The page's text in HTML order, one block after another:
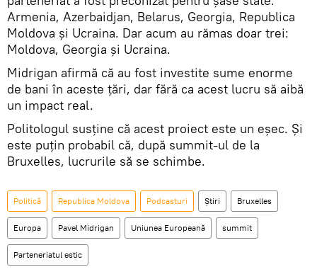
Armenia, Azerbaidjan, Belarus, Georgia, Republica
Moldova și Ucraina. Dar acum au rămas doar trei:
Moldova, Georgia și Ucraina.
Midrigan afirmă că au fost investite sume enorme
de bani în aceste țări, dar fără ca acest lucru să aibă
un impact real.
Politologul susține că acest proiect este un eșec. Și
este puțin probabil că, după summit-ul de la
Bruxelles, lucrurile să se schimbe.
Politică Republica Moldova Podcasturi Știri Bruxelles
Europa Pavel Midrigan Uniunea Europeană summit
Parteneriatul estic